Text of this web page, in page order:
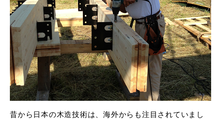
昔から日本の木造技術は、海外からも注目されていまし